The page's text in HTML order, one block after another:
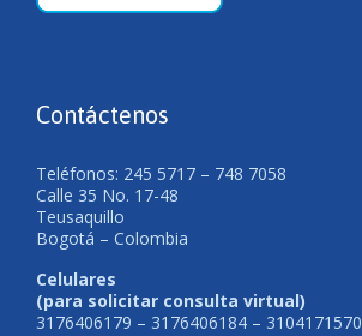
Contáctenos
Teléfonos: 245 5717 – 748 7058
Calle 35 No. 17-48
Teusaquillo
Bogotá – Colombia
Celulares
(para solicitar consulta virtual)
3176406179 – 3176406184 – 3104171570